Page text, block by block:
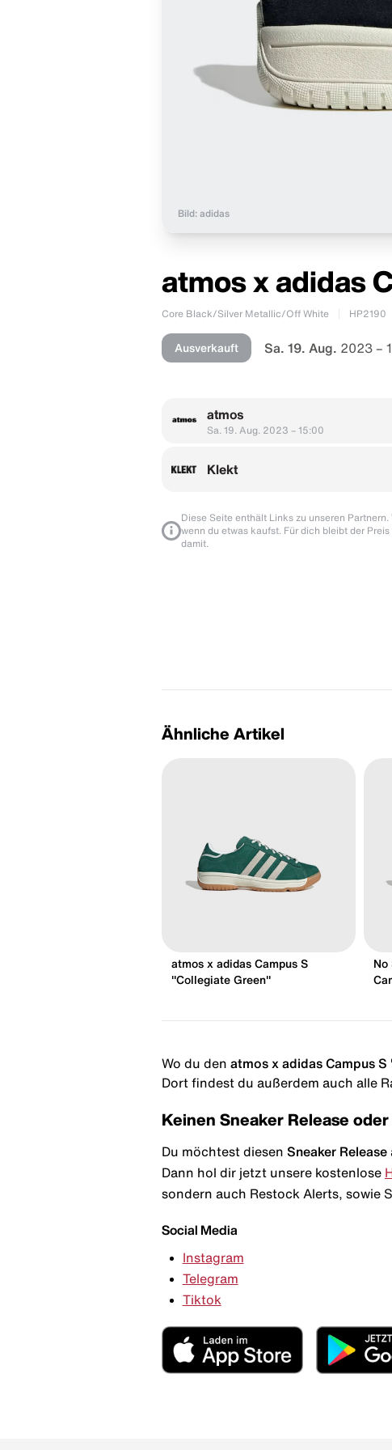
Bild: adidas
atmos x adidas
Core Black/Silver Metallic/Off White HP2190
Ausverkauft Sa. 19. Aug. 2023 –
atmos
Sa. 19. Aug. 2023 – 15:00
Klekt
Diese Seite enthält Links zu unseren Partnern.
wenn du etwas kaufst. Für dich bleibt der
damit.
Ähnliche Artikel
atmos x adidas Campus S
"Collegiate Green"
No
Wo du den atmos x adidas Campus
Dort findest du außerdem auch alle
Keinen Sneaker Release
Du möchtest diesen Sneaker Release
Dann hol dir jetzt unsere kostenlose
sondern auch Restock Alerts, sowie
Social Media
Instagram
Telegram
Tiktok